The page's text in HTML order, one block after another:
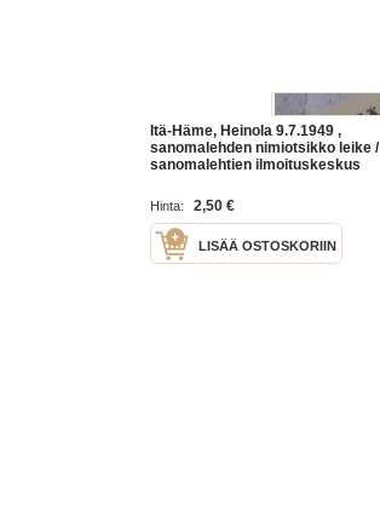
Itä-Häme, Heinola 9.7.1949 ,
sanomalehden nimiotsikko leike /
sanomalehtien ilmoituskeskus
Hinta: 2,50 €
LISÄÄ OSTOSKORIIN